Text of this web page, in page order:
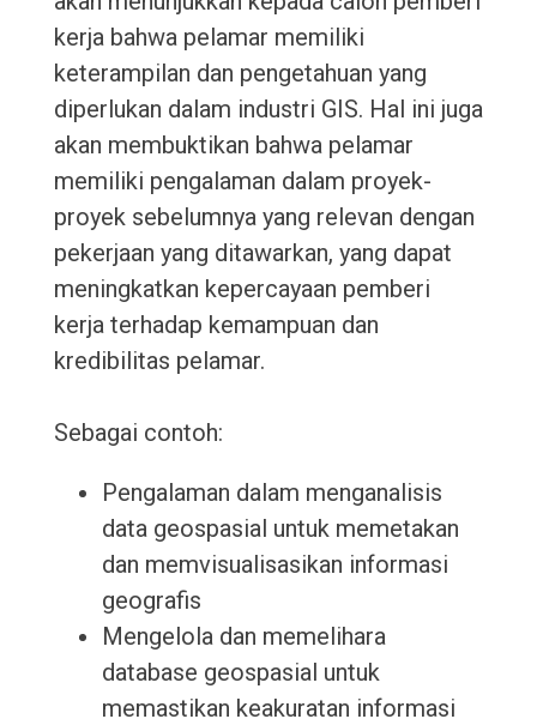
kerja bahwa pelamar memiliki
keterampilan dan pengetahuan yang
diperlukan dalam industri GIS. Hal ini juga
akan membuktikan bahwa pelamar
memiliki pengalaman dalam proyek-
proyek sebelumnya yang relevan dengan
pekerjaan yang ditawarkan, yang dapat
meningkatkan kepercayaan pemberi
kerja terhadap kemampuan dan
kredibilitas pelamar.
Sebagai contoh:
Pengalaman dalam menganalisis
data geospasial untuk memetakan
dan memvisualisasikan informasi
geografis
Mengelola dan memelihara
database geospasial untuk
memastikan keakuratan informasi